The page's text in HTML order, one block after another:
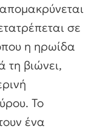
σε
η ηρωίδα
τη βιώνει,
Το
ένα